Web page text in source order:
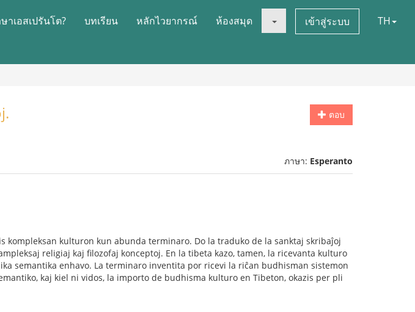
าเอสเปรันโต? บทเรียน หลักไวยากรณ์ ห้องสมุด เข้าสู่ระบบ TH
ตอบ
ภาษา: Esperanto
kompleksan kulturon kun abunda terminaro. Do la traduko de la sanktaj skribaĵoj
religiaj kaj filozofaj konceptoj. En la tibeta kazo, tamen, la ricevanta kulturo
semantika enhavo. La terminaro inventita por ricevi la riĉan budhisman sistemon
kaj kiel ni vidos, la importo de budhisma kulturo en Tibeton, okazis per pli